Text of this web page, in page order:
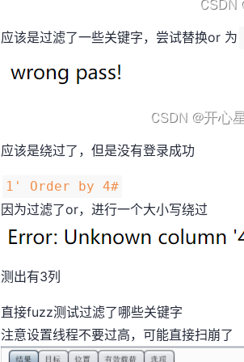
应该是过滤了一些关键字，尝试替换or 为
应该是绕过了，但是没有登录成功
1' Order by 4#
因为过滤了or，进行一个大小写绕过
测出有3列
直接fuzz测试过滤了哪些关键字
注意设置线程不要过高，可能直接扫崩了